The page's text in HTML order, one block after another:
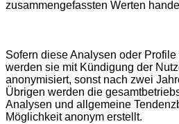
zusammengefassten Werten
Sofern diese Analysen oder
werden sie mit Kündigung der
anonymisiert, sonst nach zwei
Übrigen werden die
Analysen und allgemeine
Möglichkeit anonym erstellt.